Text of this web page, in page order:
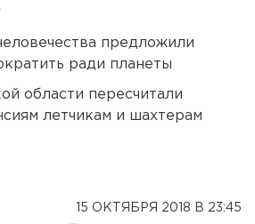
предложили
ради планеты
области пересчитали
летчикам и шахтерам
15 ОКТЯБРЯ 2018 В 23:45